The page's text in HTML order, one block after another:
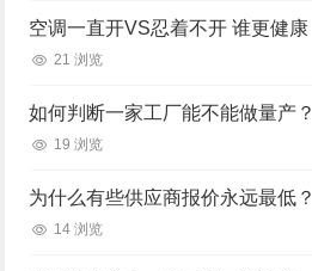
空调一直开VS忍着不开 谁更健康
21 浏览
如何判断一家工厂能不能做量产？
19 浏览
为什么有些供应商报价永远最低？
14 浏览